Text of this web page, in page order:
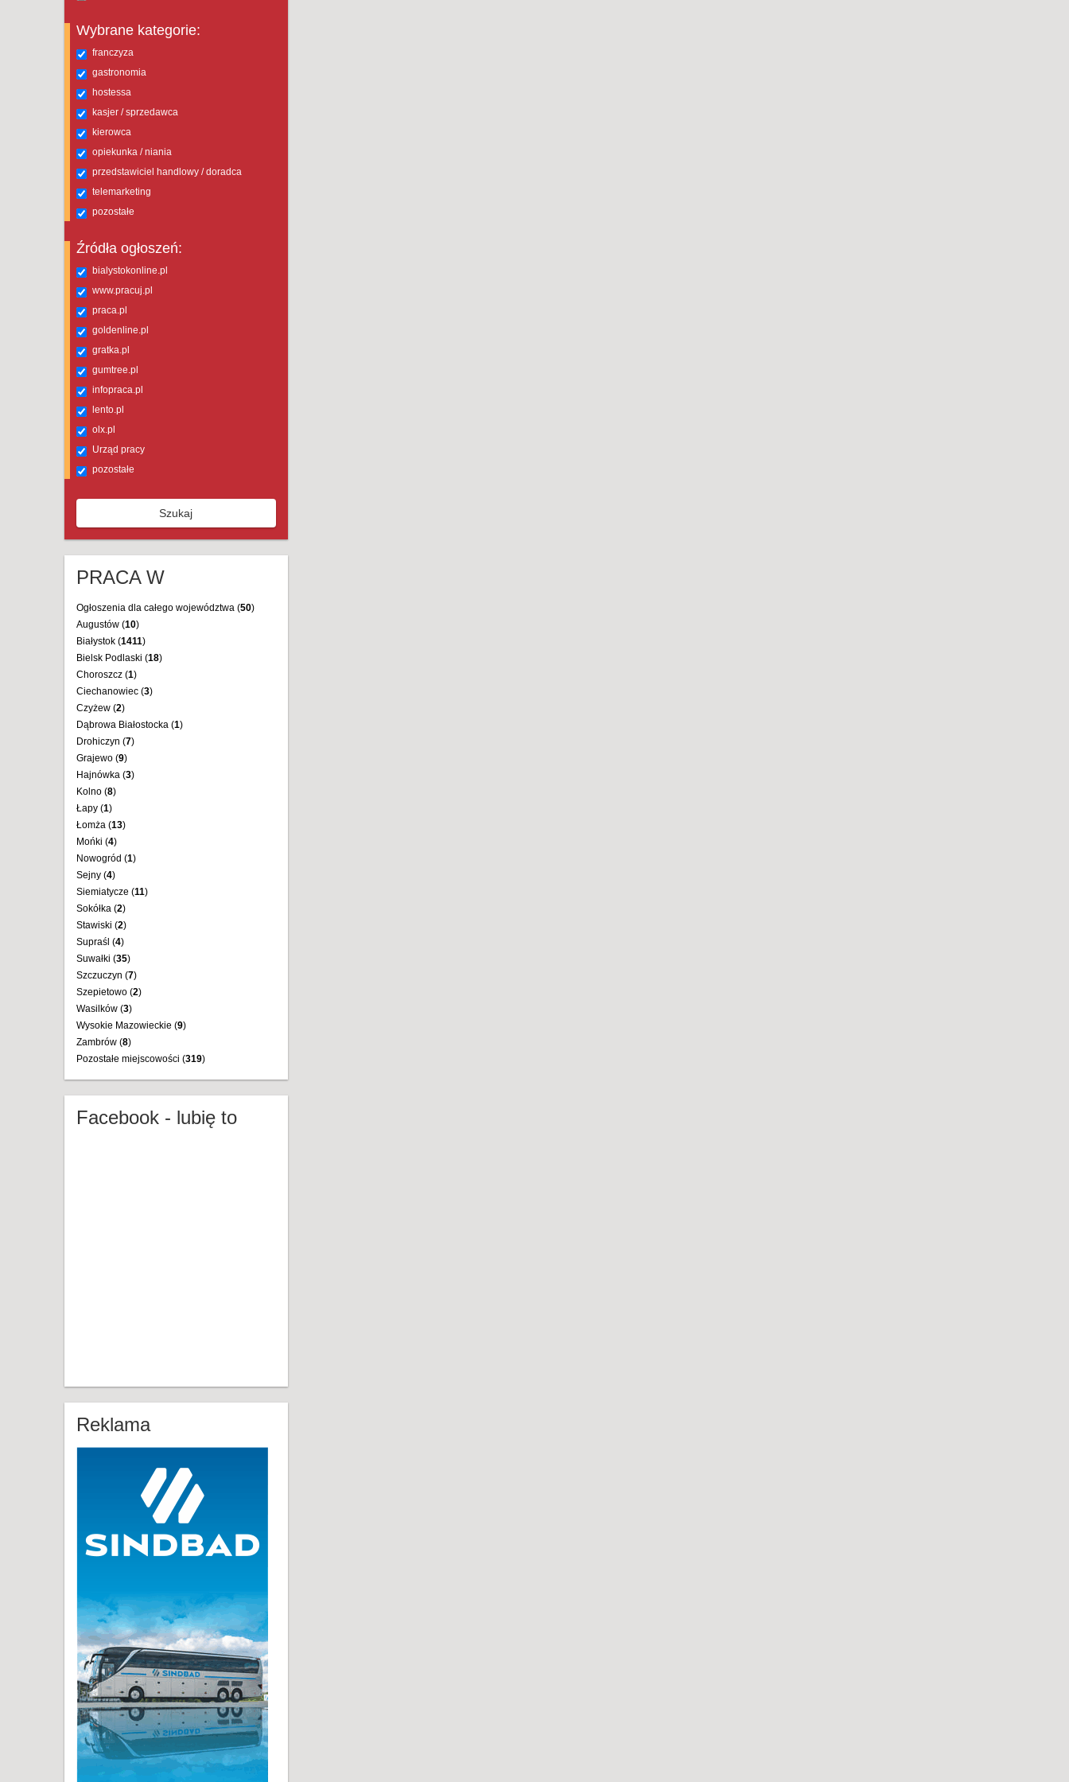
Wybrane kategorie:
franczyza
gastronomia
hostessa
kasjer / sprzedawca
kierowca
opiekunka / niania
przedstawiciel handlowy / doradca
telemarketing
pozostałe
Źródła ogłoszeń:
bialystokonline.pl
www.pracuj.pl
praca.pl
goldenline.pl
gratka.pl
gumtree.pl
infopraca.pl
lento.pl
olx.pl
Urząd pracy
pozostałe
Szukaj
PRACA W
Ogłoszenia dla całego województwa (50)
Augustów (10)
Białystok (1411)
Bielsk Podlaski (18)
Choroszcz (1)
Ciechanowiec (3)
Czyżew (2)
Dąbrowa Białostocka (1)
Drohiczyn (7)
Grajewo (9)
Hajnówka (3)
Kolno (8)
Łapy (1)
Łomża (13)
Mońki (4)
Nowogród (1)
Sejny (4)
Siemiatycze (11)
Sokółka (2)
Stawiski (2)
Supraśl (4)
Suwałki (35)
Szczuczyn (7)
Szepietowo (2)
Wasilków (3)
Wysokie Mazowieckie (9)
Zambrów (8)
Pozostałe miejscowości (319)
Facebook - lubię to
Reklama